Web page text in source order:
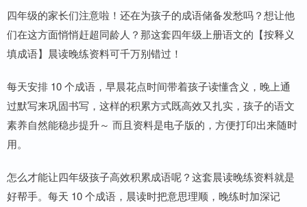
四年级的家长们注意啦！还在为孩子的成语储备发愁吗？想让他
们在这方面悄悄赶超同龄人？那这套四年级上册语文的【按释义
填成语】晨读晚练资料可千万别错过！
每天安排 10 个成语，早晨花点时间带着孩子读懂含义，晚上通
过默写来巩固书写，这样的积累方式既高效又扎实，孩子的语文
素养自然能稳步提升～ 而且资料是电子版的，方便打印出来随时
用。
怎么才能让四年级孩子高效积累成语呢？这套晨读晚练资料就是
好帮手。每天 10 个成语，晨读时把意思理顺，晚练时加深记